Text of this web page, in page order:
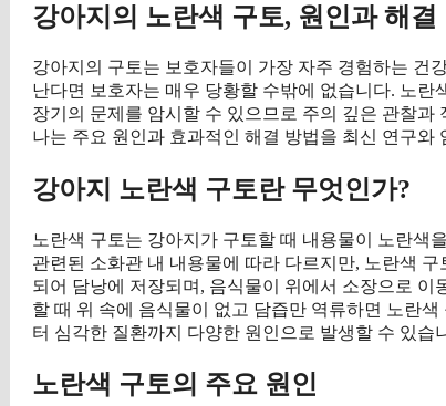
강아지의 노란색 구토, 원인과 해
강아지의 구토는 보호자들이 가장 자주 경험하는 건
난다면 보호자는 매우 당황할 수밖에 없습니다. 노
장기의 문제를 암시할 수 있으므로 주의 깊은 관찰
나는 주요 원인과 효과적인 해결 방법을 최신 연구
강아지 노란색 구토란 무엇인가?
노란색 구토는 강아지가 구토할 때 내용물이 노란색
관련된 소화관 내 내용물에 따라 다르지만, 노란색
되어 담낭에 저장되며, 음식물이 위에서 소장으로
할 때 위 속에 음식물이 없고 담즙만 역류하면 노란
터 심각한 질환까지 다양한 원인으로 발생할 수 있습
노란색 구토의 주요 원인